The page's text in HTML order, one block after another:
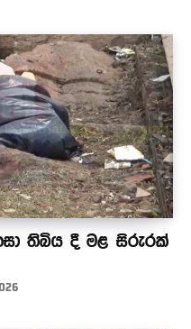
තිබිය දී මළ සිරුරක්